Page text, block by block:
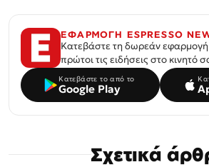
ΕΦΑΡΜΟΓΗ ESPRESSO
Κατεβάστε τη δωρεάν εφαρμογή
πρώτοι τις ειδήσεις στο κινητό
Κατεβάστε το από το
Google Play
Σχετικά